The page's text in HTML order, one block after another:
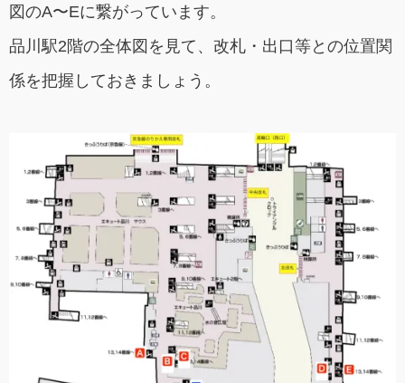
図のA〜Eに繋がっています。
品川駅2階の全体図を見て、改札・出口等との位置関
係を把握しておきましょう。